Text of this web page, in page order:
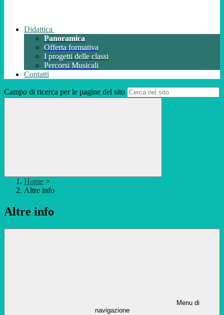
Didattica
Panoramica
Offerta formativa
I progetti delle classi
Percorsi Musicali
Contatti
Campo di ricerca per le pagine del sito
Home >
Altre info
Altre info
Menu di
navigazione